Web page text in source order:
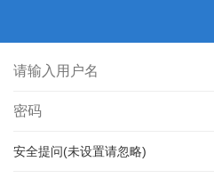
安全提问(未设置请忽略)